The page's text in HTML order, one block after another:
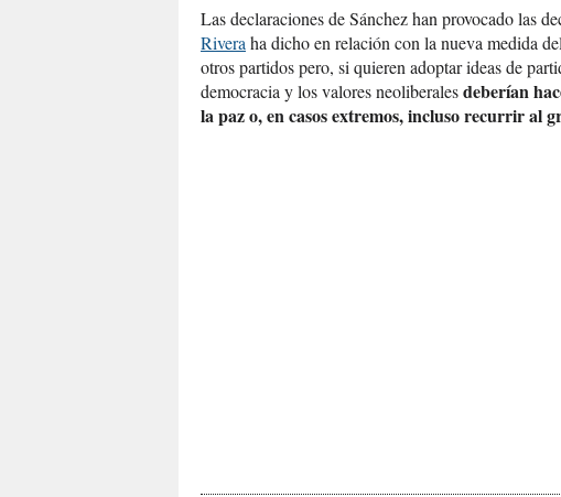
Las declaraciones de Sánchez han provocado las
Riveraha dicho en relación con la nueva medida
otros partidos pero, si quieren adoptar ideas de
democracia y los valores neoliberalesdeberían
la paz o, en casos extremos, incluso recurrir al